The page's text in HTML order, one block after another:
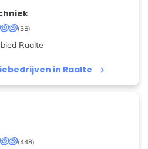
(35)
in Raalte keyboard_arrow_right
Raalte
(448)